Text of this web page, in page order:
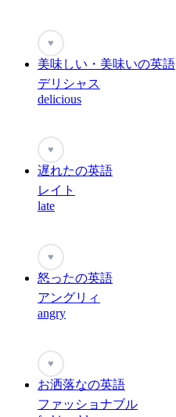
♥
美味しい・美味いの英語
デリシャス
delicious
♥
遅れたの英語
レイト
late
♥
怒ったの英語
アングリィ
angry
♥
お洒落なの英語
ファッショナブル